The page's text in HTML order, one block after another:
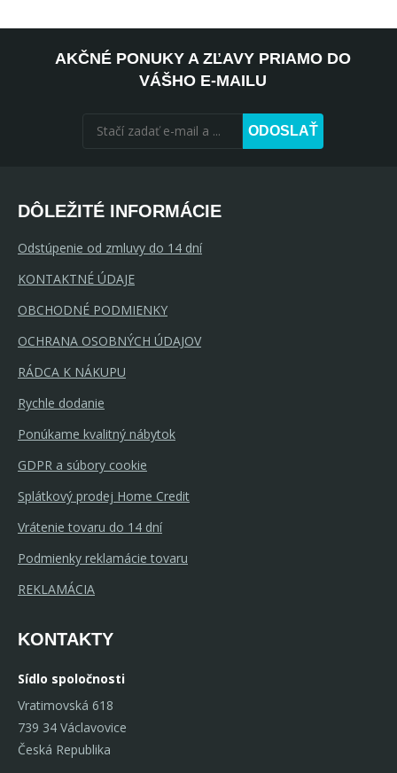
AKČNÉ PONUKY A ZĽAVY PRIAMO DO
VÁŠHO E-MAILU
ODOSLAŤ
DÔLEŽITÉ INFORMÁCIE
Odstúpenie od zmluvy do 14 dní
KONTAKTNÉ ÚDAJE
OBCHODNÉ PODMIENKY
OCHRANA OSOBNÝCH ÚDAJOV
RÁDCA K NÁKUPU
Rychle dodanie
Ponúkame kvalitný nábytok
GDPR a súbory cookie
Splátkový prodej Home Credit
Vrátenie tovaru do 14 dní
Podmienky reklamácie tovaru
REKLAMÁCIA
KONTAKTY
Sídlo spoločnosti
Vratimovská 618
739 34 Václavovice
Česká Republika